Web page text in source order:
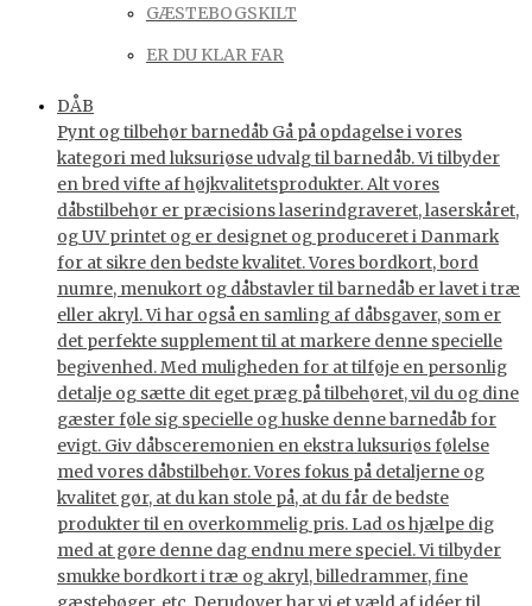
GÆSTEBOGSKILT
ER DU KLAR FAR
DÅB
Pynt og tilbehør barnedåb Gå på opdagelse i vores
kategori med luksuriøse udvalg til barnedåb. Vi tilbyder
en bred vifte af højkvalitetsprodukter. Alt vores
dåbstilbehør er præcisions laserindgraveret, laserskåret,
og UV printet og er designet og produceret i Danmark
for at sikre den bedste kvalitet. Vores bordkort, bord
numre, menukort og dåbstavler til barnedåb er lavet i træ
eller akryl. Vi har også en samling af dåbsgaver, som er
det perfekte supplement til at markere denne specielle
begivenhed. Med muligheden for at tilføje en personlig
detalje og sætte dit eget præg på tilbehøret, vil du og dine
gæster føle sig specielle og huske denne barnedåb for
evigt. Giv dåbsceremonien en ekstra luksuriøs følelse
med vores dåbstilbehør. Vores fokus på detaljerne og
kvalitet gør, at du kan stole på, at du får de bedste
produkter til en overkommelig pris. Lad os hjælpe dig
med at gøre denne dag endnu mere speciel. Vi tilbyder
smukke bordkort i træ og akryl, billedrammer, fine